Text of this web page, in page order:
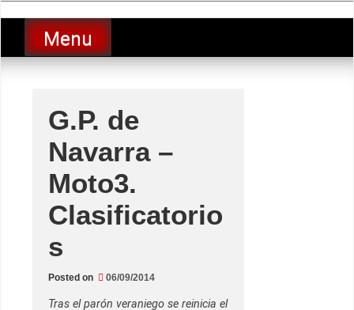
to
contentLucio Lopez GP
luciolopezgp
Menu
G.P. de
Navarra –
Moto3.
Clasificatorio
s
Posted on 06/09/2014
Tras el parón veraniego se reinicia el